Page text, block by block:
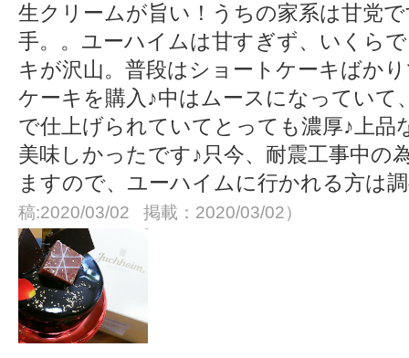
生クリームが旨い！うちの家系は甘党
手。。ユーハイムは甘すぎず、いくら
キが沢山。普段はショートケーキばか
ケーキを購入♪中はムースになっていて
で仕上げられていてとっても濃厚♪上品
美味しかったです♪只今、耐震工事中の
ますので、ユーハイムに行かれる方は
稿:2020/03/02 掲載：2020/03/02）